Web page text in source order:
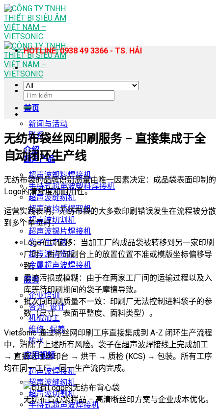
Skip
to
content
首页
新闻与活动
联系
介绍
超声产品
超声波塑料焊接机
手持式超声波塑料焊接机
超声波缝纫机
超声波均质提取机
超声波切割机
超声波锡片焊接机
袋子生产线
超声波清洗机
金属超声波焊接机
服务
企业培训
咨询 · 设计
机械加工
维修 · 保养
防水
应用视频
超声波焊接机
超声波缝纫机
超声波切割机
手持式超声波焊接机
HOTLINE: 0938 49 3366 - TS. HẢI
搜
索：
无纺布袋丝网印刷服务 – 直接集成于全
自动闭环生产线
无纺布袋的品牌识别质量由唯一因素决定：成品袋表面印制的
Logo的清晰度和耐用性。
运营实践表明，无纺布袋的大多数印刷错误发生在流程被分散
到多个单位时：
Logo布局偏移：当加工厂的成品袋被转移到另一家印刷
厂时，由于印刷台上的放置位置不准或模版坐标偏移导
致。
墨迹污损或模糊：由于在两家工厂间的运输过程以及入
库等待印刷期间的袋子摩擦导致。
批次间印刷质量不一致：印刷厂无法控制进料袋子的参
数（尺寸、表面平整度、面料类型）。
Vietsonic 通过将丝网印刷工序直接集成到 A-Z 闭环生产流程
中，消除了上述所有风险。袋子在超声波焊接线上完成加工
→ 直接送往丝印台 → 烘干 → 质检 (KCS) → 包装。所有工序
均在同一工厂、同一生产流内完成。
无纺布背心袋样品 – 高清晰丝印方案与企业成本优化。